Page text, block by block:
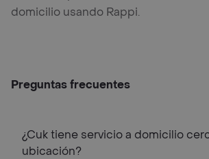
domicilio usando Rappi.
Preguntas frecuentes
¿Cuk tiene servicio a domicilio
ubicación?